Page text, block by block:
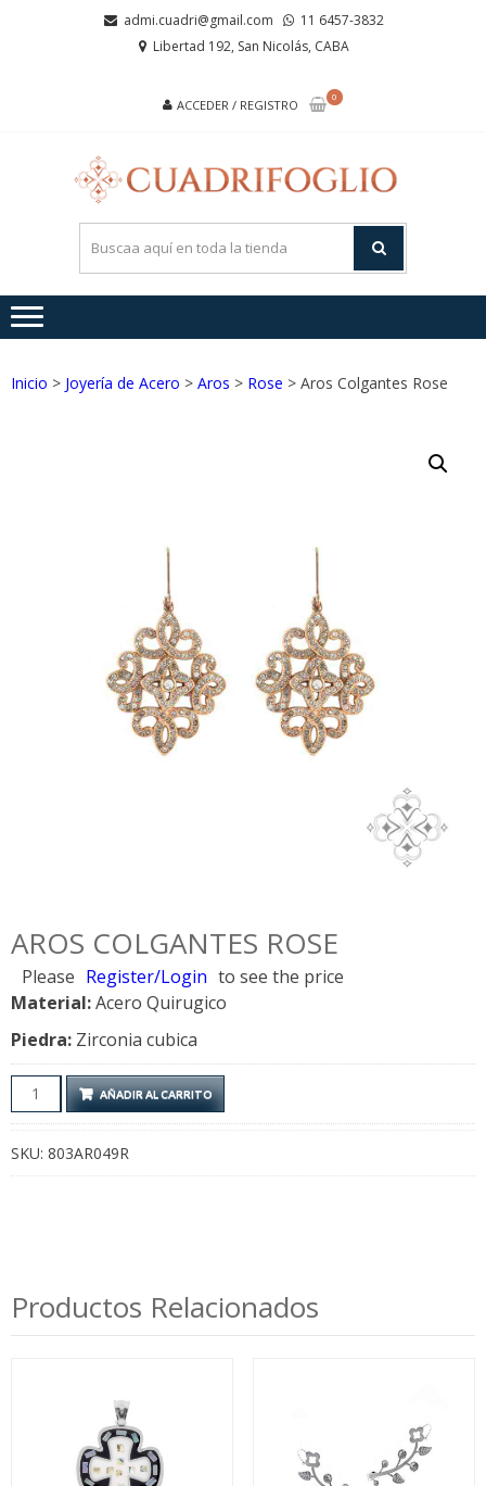
admi.cuadri@gmail.com
11 6457-3832
Libertad 192, San Nicolás, CABA
ACCEDER / REGISTRO
0
Inicio > Joyería de Acero > Aros > Rose > Aros Colgantes Rose
AROS COLGANTES ROSE
Please Register/Login to see the price
Material:Acero Quirugico
Piedra: Zirconia cubica
Aros
Colgantes
cantidad
AÑADIR AL CARRITO
SKU: 803AR049R
Productos Relacionados